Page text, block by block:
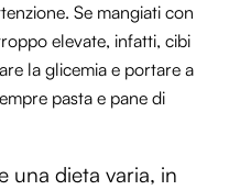
Se mangiati con
elevate, infatti, cibi
la glicemia e portare a
pasta e pane di
una dieta varia, in